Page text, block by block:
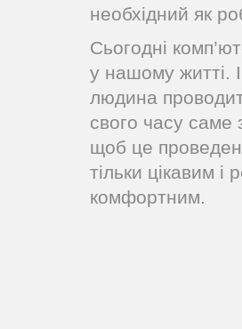
необхідний як
Сьогодні
у нашому житті.
людина
свого часу саме
щоб це
тільки цікавим і
комфортним.